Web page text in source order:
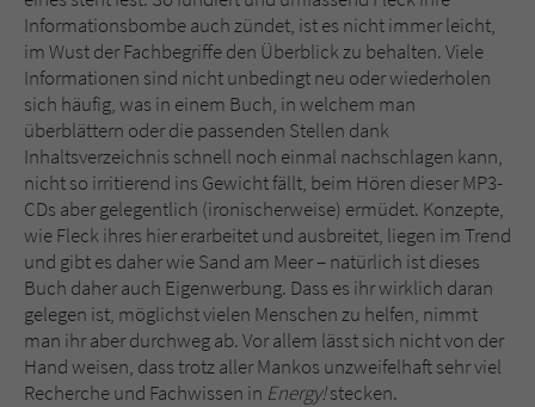
Informationsbombe auch zündet, ist es nicht immer leicht,
im Wust der Fachbegriffe den Überblick zu behalten. Viele
Informationen sind nicht unbedingt neu oder wiederholen
sich häufig, was in einem Buch, in welchem man
überblättern oder die passenden Stellen dank
Inhaltsverzeichnis schnell noch einmal nachschlagen kann,
nicht so irritierend ins Gewicht fällt, beim Hören dieser MP3-
CDs aber gelegentlich (ironischerweise) ermüdet. Konzepte,
wie Fleck ihres hier erarbeitet und ausbreitet, liegen im Trend
und gibt es daher wie Sand am Meer – natürlich ist dieses
Buch daher auch Eigenwerbung. Dass es ihr wirklich daran
gelegen ist, möglichst vielen Menschen zu helfen, nimmt
man ihr aber durchweg ab. Vor allem lässt sich nicht von der
Hand weisen, dass trotz aller Mankos unzweifelhaft sehr viel
Recherche und Fachwissen in Energy!stecken.